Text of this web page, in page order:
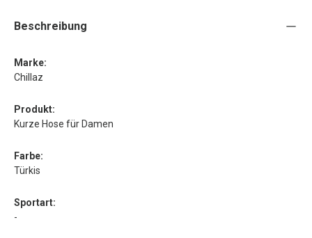
Beschreibung
Marke:
Chillaz
Produkt:
Kurze Hose für Damen
Farbe:
Türkis
Sportart:
-